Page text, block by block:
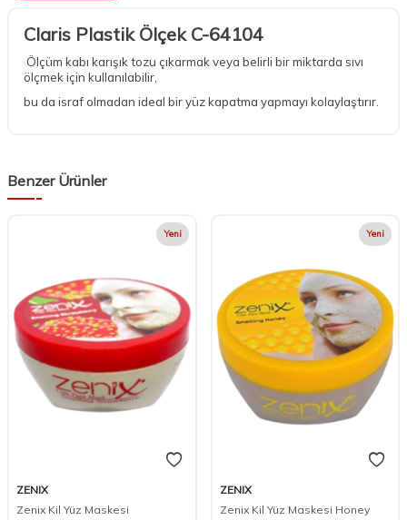
Claris Plastik Ölçek C-64104
Ölçüm kabı karışık tozu çıkarmak veya belirli bir miktarda sıvı
ölçmek için kullanılabilir,
bu da israf olmadan ideal bir yüz kapatma yapmayı kolaylaştırır.
Benzer Ürünler
Yeni
ZENIX
Zenix Kil Yüz Maskesi
Yeni
ZENIX
Zenix Kil Yüz Maskesi Honey